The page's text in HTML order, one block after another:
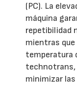
(PC). La
máquina
repetibilidad
mientras
temperatura
technotrans,
minimizar